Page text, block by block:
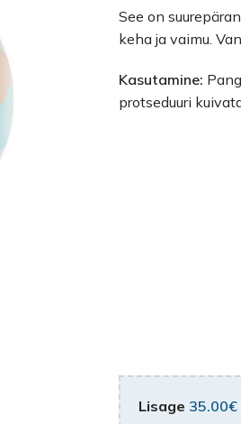
See on
keha ja vaimu.
Kasutamine:
protseduuri
Lisage 35.00€